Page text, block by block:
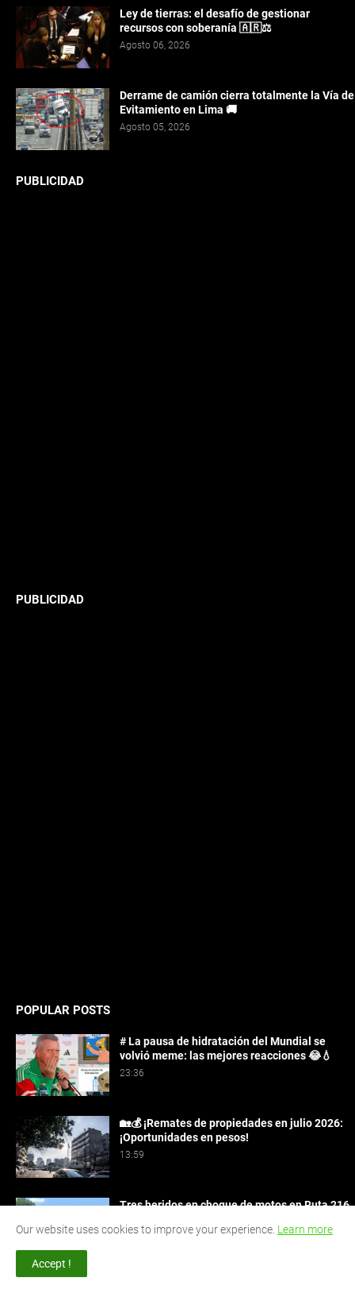
Ley de tierras: el desafío de gestionar
recursos con soberanía 🇦🇷⚖️
Agosto 06, 2026
Derrame de camión cierra totalmente la Vía de
Evitamiento en Lima 🚚
Agosto 05, 2026
PUBLICIDAD
PUBLICIDAD
POPULAR POSTS
# La pausa de hidratación del Mundial se
volvió meme: las mejores reacciones 😂💧
23:36
🏡💰 ¡Remates de propiedades en julio 2026:
¡Oportunidades en pesos!
13:59
Tres heridos en choque de motos en Ruta 216
17:42
Our website uses cookies to improve your experience. Learn more
Accept !